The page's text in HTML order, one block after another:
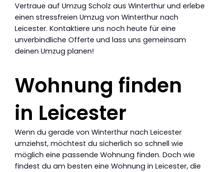
Vertraue auf Umzug Scholz aus Winterthur und erlebe
einen stressfreien Umzug von Winterthur nach
Leicester. Kontaktiere uns noch heute für eine
unverbindliche Offerte und lass uns gemeinsam
deinen Umzug planen!
Wohnung finden
in Leicester
Wenn du gerade von Winterthur nach Leicester
umziehst, möchtest du sicherlich so schnell wie
möglich eine passende Wohnung finden. Doch wie
findest du am besten eine Wohnung in Leicester, die